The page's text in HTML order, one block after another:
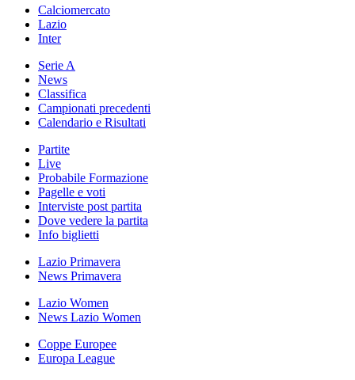
Calciomercato
Lazio
Inter
Serie A
News
Classifica
Campionati precedenti
Calendario e Risultati
Partite
Live
Probabile Formazione
Pagelle e voti
Interviste post partita
Dove vedere la partita
Info biglietti
Lazio Primavera
News Primavera
Lazio Women
News Lazio Women
Coppe Europee
Europa League